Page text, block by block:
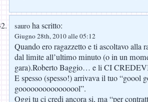
sauro ha scritto:
Giugno 28th, 2010 alle 05:12
Quando ero ragazzetto e ti ascoltavo
dal limite all’ultimo minuto (o in un
gara).Roberto Baggio… e li CI
E spesso (spesso!) arrivava il tuo “goool
goooooooooooooool”.
Oggi tu ci credi ancora si, ma “per